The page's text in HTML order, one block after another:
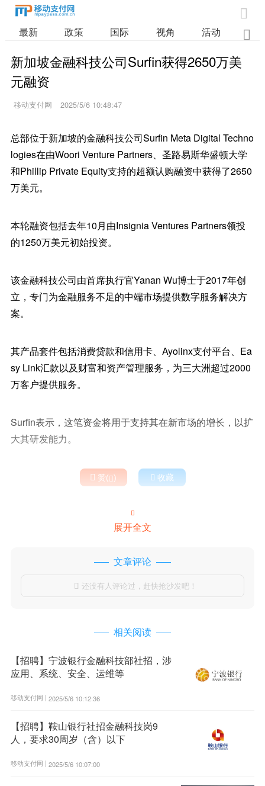

最新 政策 国际 视角 活动 业

新加坡金融科技公司Surfin获得2650万美
元融资
移动支付网 2025/5/6 10:48:47
总部位于新加坡的金融科技公司Surfin Meta Digital Techno
logies在由Woori Venture Partners、圣路易斯华盛顿大学
和Phillip Private Equity支持的超额认购融资中获得了2650
万美元。
本轮融资包括去年10月由Insignia Ventures Partners领投
的1250万美元初始投资。
该金融科技公司由首席执行官Yanan Wu博士于2017年创
立，专门为金融服务不足的中端市场提供数字服务解决方
案。
其产品套件包括消费贷款和信用卡、Ayolinx支付平台、Ea
sy Link汇款以及财富和资产管理服务，为三大洲超过2000
万客户提供服务。
Surfin表示，这笔资金将用于支持其在新市场的增长，以扩
大其研发能力。
 赞()  收藏

展开全文
文章评论
 还没有人评论过，赶快抢沙发吧！
相关阅读
【招聘】宁波银行金融科技部社招，涉
应用、系统、安全、运维等
移动支付网 | 2025/5/6 10:12:36
【招聘】鞍山银行社招金融科技岗9
人，要求30周岁（含）以下
移动支付网 | 2025/5/6 10:07:00